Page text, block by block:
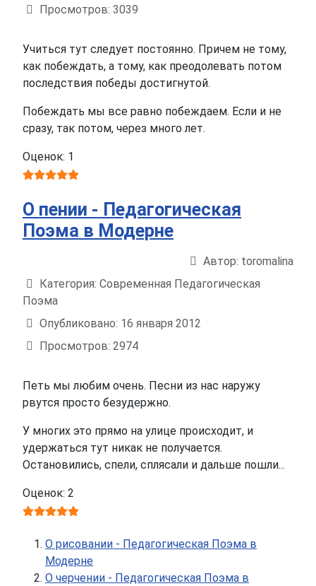
Просмотров: 3039
Учиться тут следует постоянно. Причем не тому,
как побеждать, а тому, как преодолевать потом
последствия победы достигнутой.
Побеждать мы все равно побеждаем. Если и не
сразу, так потом, через много лет.
Оценок: 1
О пении - Педагогическая
Поэма в Модерне
Автор: toromalina
Категория: Современная Педагогическая
Поэма
Опубликовано: 16 января 2012
Просмотров: 2974
Петь мы любим очень. Песни из нас наружу
рвутся просто безудержно.
У многих это прямо на улице происходит, и
удержаться тут никак не получается.
Остановились, спели, сплясали и дальше пошли...
Оценок: 2
О рисовании - Педагогическая Поэма в
Модерне
О черчении - Педагогическая Поэма в